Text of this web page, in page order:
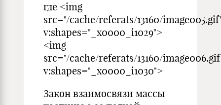
где <img
src="/cache/referats/13160/
v:shapes="_x0000_i1029">
<img
src="/cache/referats/13160/
v:shapes="_x0000_i1030">
Закон взаимосвязи массы